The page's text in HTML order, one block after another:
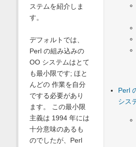
Perl
シス
ステムを紹介しま
す。
デフォルトでは、
Perl の組み込みの
OO システムはとて
も最小限です; ほと
んどの 作業を自分
でする必要があり
ます。 この最小限
主義は 1994 年には
十分意味のあるも
のでしたが、Perl